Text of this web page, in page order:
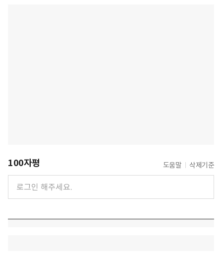
100자평 도움말 삭제기준